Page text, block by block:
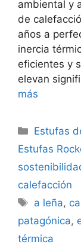
ambiental y
de
años a
inercia
eficientes y
elevan
más
Estufas
Estufas
calefacción
Etiquetas
a leña,
patagónica,
térmica